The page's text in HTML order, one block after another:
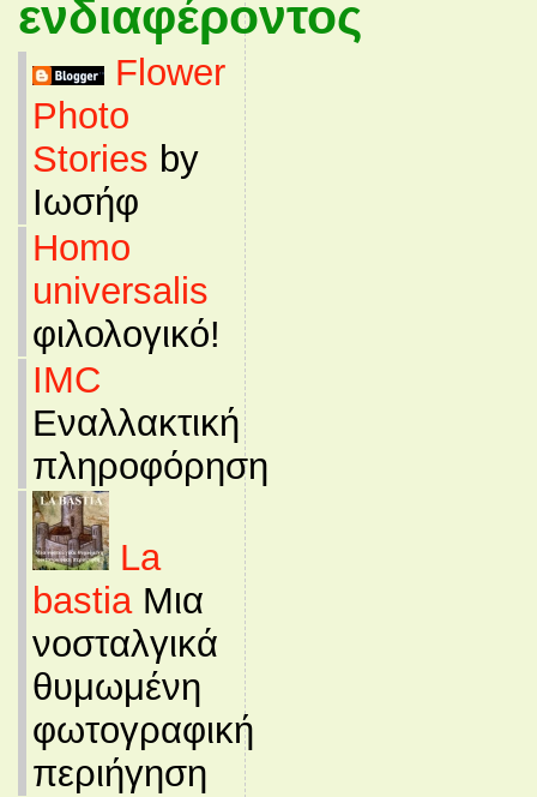
ενδιαφέροντος
Flower
Photo
Stories by
Ιωσήφ
Homo
universalis
φιλολογικό!
IMC
Εναλλακτική
πληροφόρηση
La
bastiaΜια
νοσταλγικά
θυμωμένη
φωτογραφική
περιήγηση